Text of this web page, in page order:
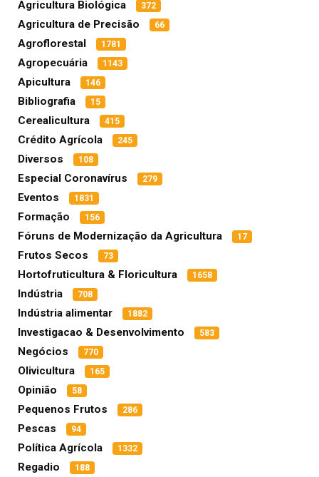
Agricultura Biológica 372
Agricultura de Precisão 66
Agroflorestal 1781
Agropecuária 1143
Apicultura 146
Bibliografia 15
Cerealicultura 415
Crédito Agrícola 245
Diversos 108
Especial Coronavírus 279
Eventos 1831
Formação 156
Fóruns de Modernização da Agricultura 17
Frutos Secos 73
Hortofruticultura & Floricultura 1658
Indústria 708
Indústria alimentar 1882
Investigacao & Desenvolvimento 583
Negócios 770
Olivicultura 165
Opinião 58
Pequenos Frutos 286
Pescas 94
Política Agrícola 1332
Regadio 188